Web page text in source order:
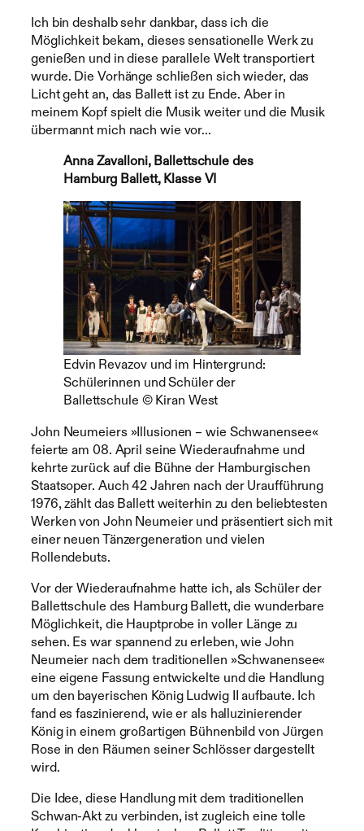
Ich bin deshalb sehr dankbar, dass ich die
Möglichkeit bekam, dieses sensationelle Werk zu
genießen und in diese parallele Welt transportiert
wurde. Die Vorhänge schließen sich wieder, das
Licht geht an, das Ballett ist zu Ende. Aber in
meinem Kopf spielt die Musik weiter und die Musik
übermannt mich nach wie vor…
Anna Zavalloni, Ballettschule des
Hamburg Ballett, Klasse VI
Edvin Revazov und im Hintergrund:
Schülerinnen und Schüler der
Ballettschule © Kiran West
John Neumeiers »Illusionen – wie Schwanensee«
feierte am 08. April seine Wiederaufnahme und
kehrte zurück auf die Bühne der Hamburgischen
Staatsoper. Auch 42 Jahren nach der Uraufführung
1976, zählt das Ballett weiterhin zu den beliebtesten
Werken von John Neumeier und präsentiert sich mit
einer neuen Tänzergeneration und vielen
Rollendebuts.
Vor der Wiederaufnahme hatte ich, als Schüler der
Ballettschule des Hamburg Ballett, die wunderbare
Möglichkeit, die Hauptprobe in voller Länge zu
sehen. Es war spannend zu erleben, wie John
Neumeier nach dem traditionellen »Schwanensee«
eine eigene Fassung entwickelte und die Handlung
um den bayerischen König Ludwig II aufbaute. Ich
fand es faszinierend, wie er als halluzinierender
König in einem großartigen Bühnenbild von Jürgen
Rose in den Räumen seiner Schlösser dargestellt
wird.
Die Idee, diese Handlung mit dem traditionellen
Schwan-Akt zu verbinden, ist zugleich eine tolle